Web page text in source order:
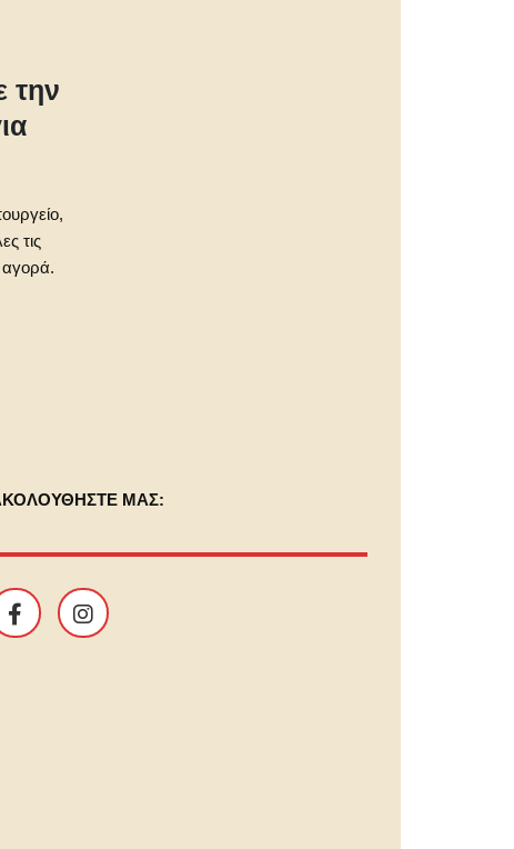
την
τις
αγορά.
ΜΑΣ: